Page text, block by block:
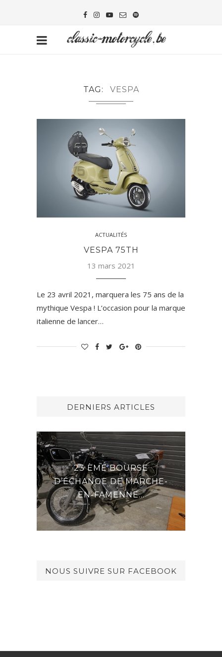
TAG VESPA
ACTUALITÉS
VESPA 75TH
13 mars 2021
Le 23 avril 2021, marquera les 75 ans de la
mythique Vespa ! L’occasion pour la marque
italienne de lancer…
DERNIERS ARTICLES
23 ÈME BOURSE
D’ÉCHANGE DE MARCHE-
EN-FAMENNE...
NOUS SUIVRE SUR FACEBOOK